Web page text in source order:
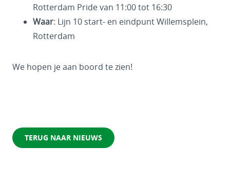
Rotterdam Pride van 11:00 tot 16:30
Waar: Lijn 10 start- en eindpunt Willemsplein,
Rotterdam
We hopen je aan boord te zien!
TERUG NAAR NIEUWS